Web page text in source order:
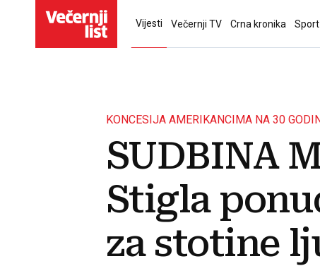
Vijesti Večernji TV Crna kronika Sport
KONCESIJA AMERIKANCIMA NA 30
SUDBINA
Stigla
za stotine